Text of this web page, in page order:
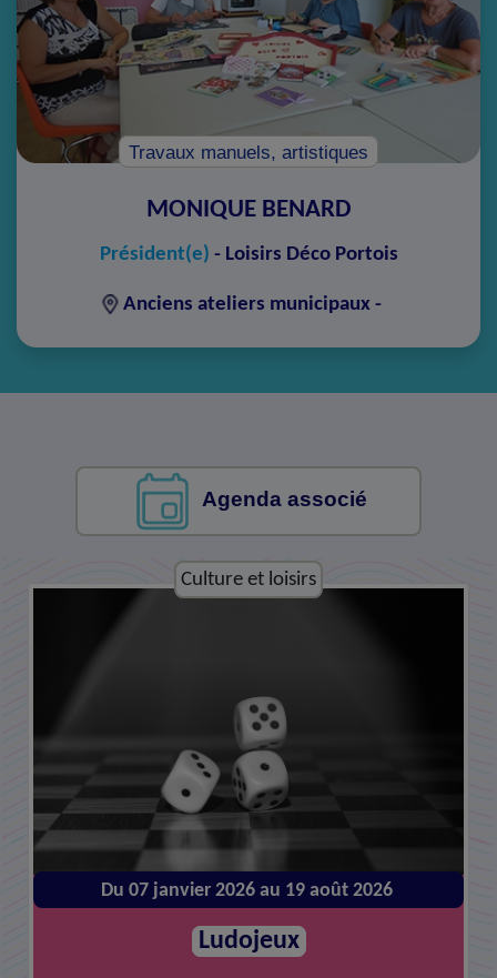
Travaux manuels, artistiques
MONIQUE BENARD
Président(e) - Loisirs Déco Portois
Anciens ateliers municipaux -
Agenda associé
Culture et loisirs
Du 07 janvier 2026 au 19 août 2026
Ludojeux
Culture et loisirs
Du 14 janvier 2026 au 26 août 2026
Atelier de réparations